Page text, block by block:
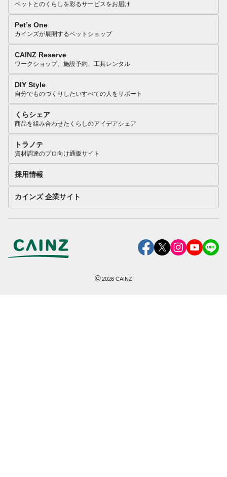
ペットとのくらしを彩るサービスをお届け
Pet’s One
カインズが展開するペットショップ
CAINZ Reserve
ワークショップ、施設予約、工具レンタル
DIY Style
自分でものづくりしたいすべての人をサポート
くらシェア
商品を組み合わせたくらしのアイデアシェア
トラノテ
資材調達のプロ向け通販サイト
採用情報
カインズ 企業サイト
©2026 CAINZ